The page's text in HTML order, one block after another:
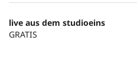
live aus dem studioeins
GRATIS